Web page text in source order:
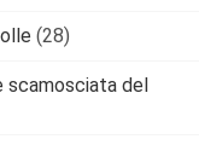
(28)
del